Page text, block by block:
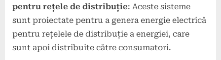
pentru rețele de distribuție: Aceste sisteme
sunt proiectate pentru a genera energie electrică
pentru rețelele de distribuție a energiei, care
sunt apoi distribuite către consumatori.